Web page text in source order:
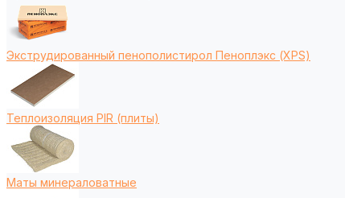
Экструдированный пенополистирол Пеноплэкс (XPS)
Теплоизоляция PIR (плиты)
Маты минераловатные